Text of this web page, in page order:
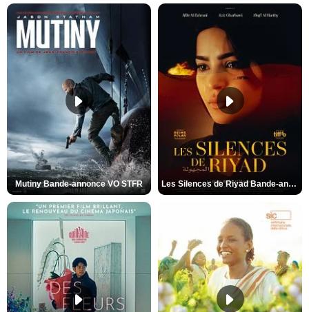
Mutiny Bande-annonce VO STFR Les Silences de Riyad Bande-annonce VO STFR